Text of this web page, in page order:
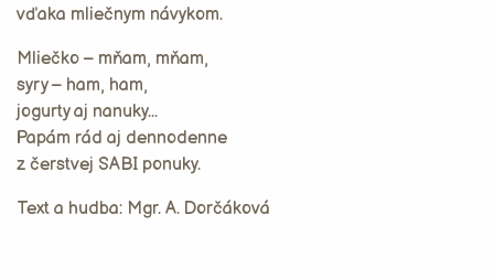
vďaka mliečnym návykom.
Mliečko – mňam, mňam,
syry – ham, ham,
jogurty aj nanuky...
Papám rád aj dennodenne
z čerstvej SABI ponuky.
Text a hudba: Mgr. A. Dorčáková